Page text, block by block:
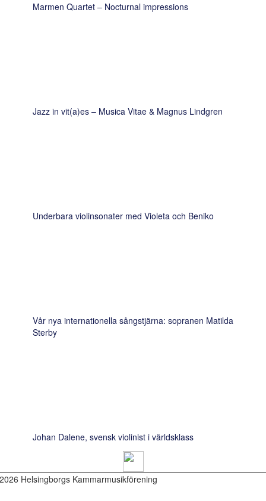
Marmen Quartet – Nocturnal impressions
Jazz in vit(a)es – Musica Vitae & Magnus Lindgren
Underbara violinsonater med Violeta och Beniko
Vår nya internationella sångstjärna: sopranen Matilda
Sterby
Johan Dalene, svensk violinist i världsklass
Helsingborgs Kammarmusikförening